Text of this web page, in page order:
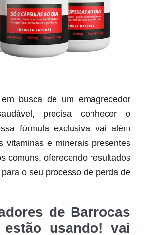
busca de um emagrecedor
precisa conhecer o
fórmula exclusiva vai além
vitaminas e minerais presentes
comuns, oferecendo resultados
o seu processo de perda de
de Barrocas
usando! vai